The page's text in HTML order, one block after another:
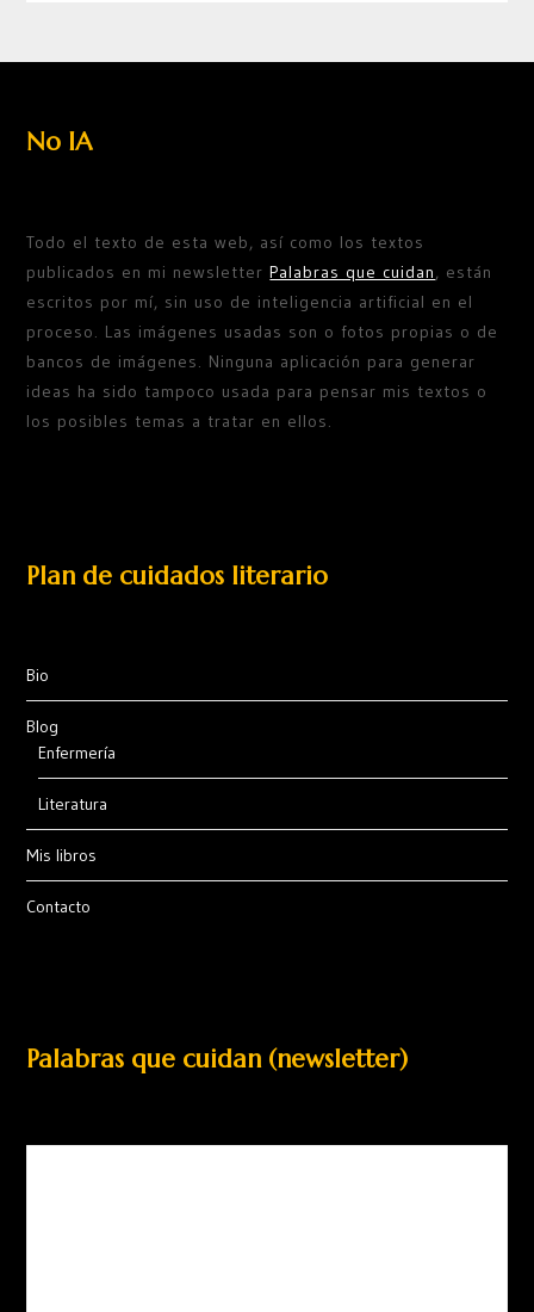
No IA
Todo el texto de esta web, así como los textos
publicados en mi newsletterPalabras que cuidan, están
escritos por mí, sin uso de inteligencia artificial en el
proceso. Las imágenes usadas son o fotos propias o de
bancos de imágenes. Ninguna aplicación para generar
ideas ha sido tampoco usada para pensar mis textos o
los posibles temas a tratar en ellos.
Plan de cuidados literario
Bio
Blog
Enfermería
Literatura
Mis libros
Contacto
Palabras que cuidan (newsletter)